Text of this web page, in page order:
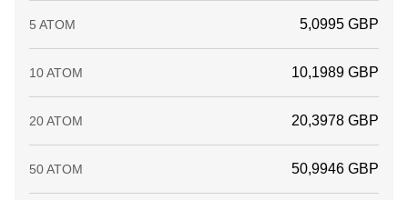
5 ATOM 5,0995 GBP
10 ATOM 10,1989 GBP
20 ATOM 20,3978 GBP
50 ATOM 50,9946 GBP